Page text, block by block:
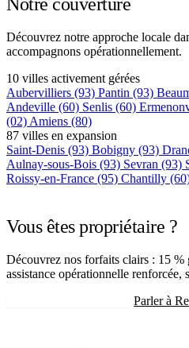
Découvrez notre approche locale
accompagnons opérationnellement.
10 villes activement gérées
Aubervilliers (93) Pantin (93)
Andeville (60) Senlis (60)
(02) Amiens (80)
87 villes en expansion
Saint-Denis (93) Bobigny (93)
Aulnay-sous-Bois (93) Sevran (93)
Roissy-en-France (95) Chantilly
Vous êtes propriétaire ?
Découvrez nos forfaits clairs : 15 %
assistance opérationnelle renforcée,
Parler à